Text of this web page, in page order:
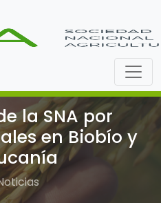
la SNA por
en Biobío y